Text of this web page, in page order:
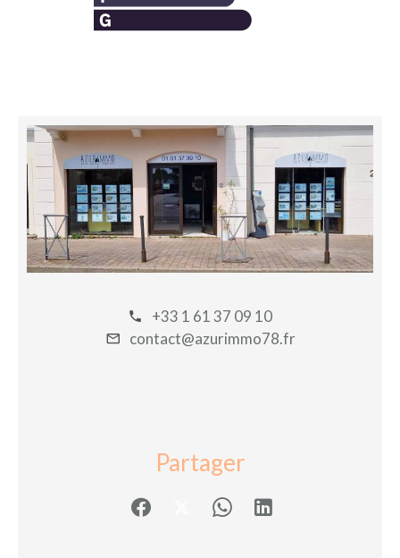
+33 1 61 37 09 10
contact@azurimmo78.fr
Partager